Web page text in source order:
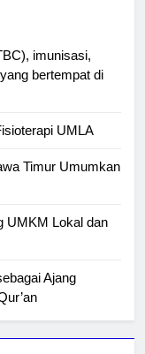
imunisasi,
bertempat di
UMLA
Timur Umumkan
UMKM Lokal dan
Ajang